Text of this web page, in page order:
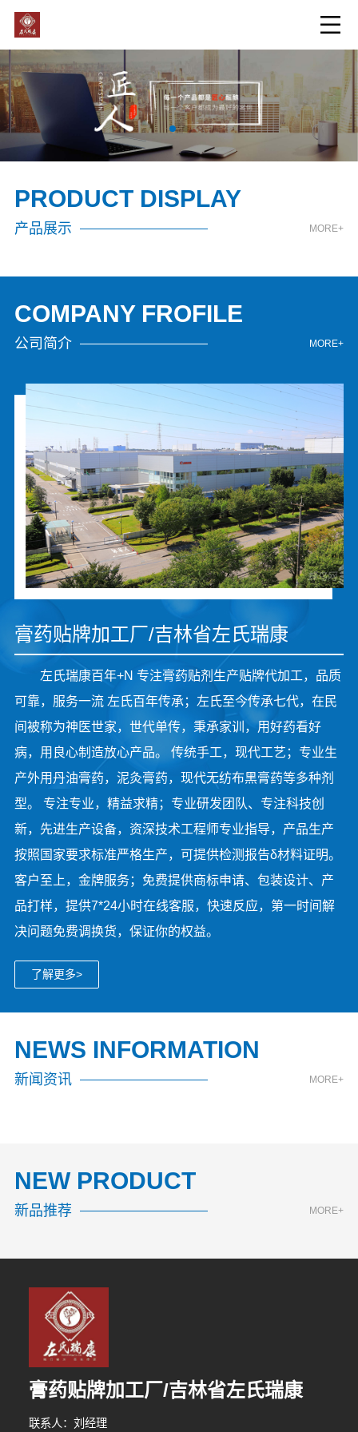
PRODUCT DISPLAY
产品展示 MORE+
COMPANY FROFILE
公司简介 MORE+
膏药贴牌加工厂/吉林省左氏瑞康
左氏瑞康百年+N 专注膏药贴剂生产贴牌代加工，品质
可靠，服务一流 左氏百年传承；左氏至今传承七代，在民
间被称为神医世家，世代单传，秉承家训，用好药看好
病，用良心制造放心产品。 传统手工，现代工艺；专业生
产外用丹油膏药，泥灸膏药，现代无纺布黑膏药等多种剂
型。 专注专业，精益求精；专业研发团队、专注科技创
新，先进生产设备，资深技术工程师专业指导，产品生产
按照国家要求标准严格生产，可提供检测报告δ材料证明。
客户至上，金牌服务；免费提供商标申请、包装设计、产
品打样，提供7*24小时在线客服，快速反应，第一时间解
决问题免费调换货，保证你的权益。
了解更多>
NEWS INFORMATION
新闻资讯 MORE+
NEW PRODUCT
新品推荐 MORE+
膏药贴牌加工厂/吉林省左氏瑞康
联系人：刘经理
1分钟前 韩先生 正在咨询